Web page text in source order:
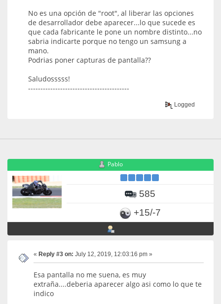
No es una opción de "root", al liberar las opciones
de desarrollador debe aparecer...lo que sucede es
que cada fabricante le pone un nombre distinto...no
sabria indicarte porque no tengo un samsung a
mano.
Podrias poner capturas de pantalla??
Saludosssss!
-----------------------------------------
Logged
Pablo
585
+15/-7
« Reply #3 on: July 12, 2019, 12:03:16 pm »
Esa pantalla no me suena, es muy
extraña....deberia aparecer algo asi como lo que te
indico